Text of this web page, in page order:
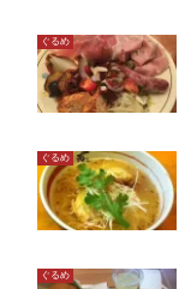
ぐるめ
ぐるめ
ぐるめ